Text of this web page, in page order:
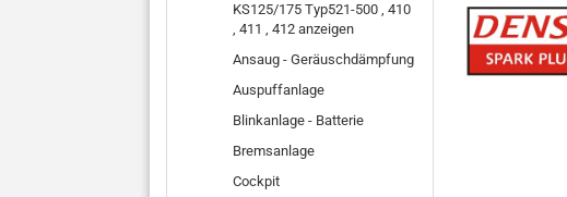
KS125/175 Typ521-500 , 410
, 411 , 412 anzeigen
Ansaug - Geräuschdämpfung
Auspuffanlage
Blinkanlage - Batterie
Bremsanlage
Cockpit